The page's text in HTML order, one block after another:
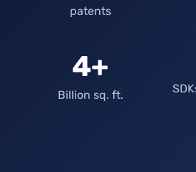
patents
4+
Billion sq. ft.